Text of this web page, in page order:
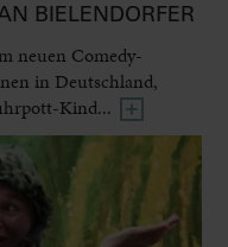
BIELENDORFER
neuen Comedy-
in Deutschland,
Kind...